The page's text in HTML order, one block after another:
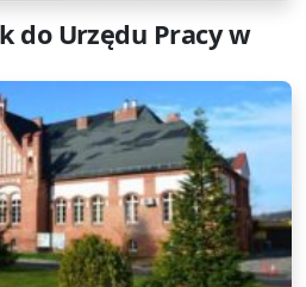
do Urzędu Pracy w